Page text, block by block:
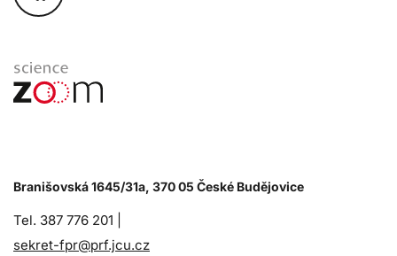
Branišovská 1645/31a, 370 05 České Budějovice
Tel. 387 776 201 |
sekret-fpr@prf.jcu.cz